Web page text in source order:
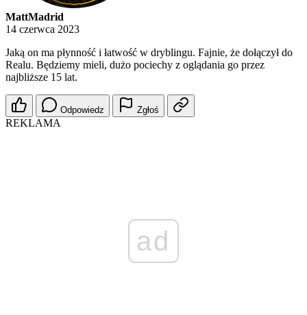
MattMadrid
14 czerwca 2023
Jaką on ma płynność i łatwość w dryblingu. Fajnie, że dołączył do
Realu. Będziemy mieli, dużo pociechy z oglądania go przez
najbliższe 15 lat.
Odpowiedz Zgłoś
REKLAMA
ad